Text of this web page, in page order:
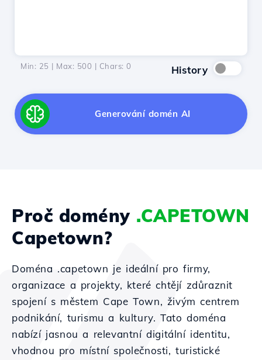
Min: 25 | Max: 500 | Chars: 0 History
Generování domén AI
Proč domény .CAPETOWN
Capetown?
Doména .capetown je ideální pro firmy,
organizace a projekty, které chtějí zdůraznit
spojení s městem Cape Town, živým centrem
podnikání, turismu a kultury. Tato doména
nabízí jasnou a relevantní digitální identitu,
vhodnou pro místní společnosti, turistické